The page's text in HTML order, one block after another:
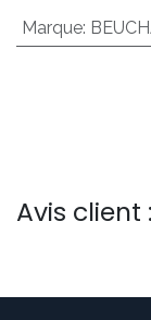
Marque:
Avis client :